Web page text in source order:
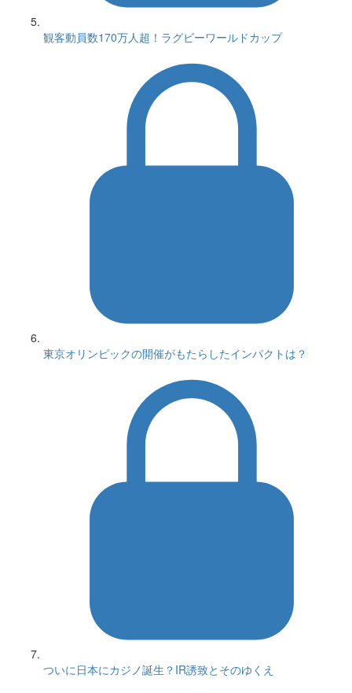
観客動員数170万人超！ラグビーワールドカップ
東京オリンピックの開催がもたらしたインパクトは？
ついに日本にカジノ誕生？IR誘致とそのゆくえ